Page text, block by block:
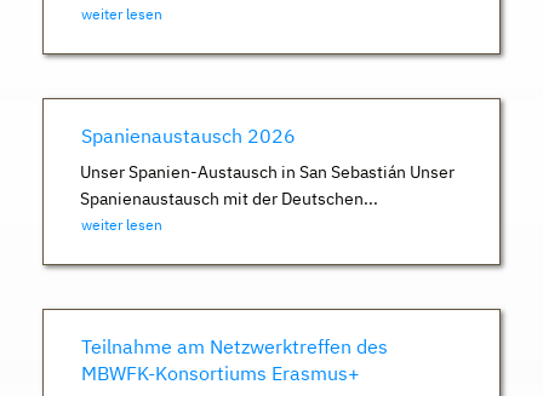
weiter lesen
Spanienaustausch 2026
Unser Spanien-Austausch in San Sebastián Unser
Spanienaustausch mit der Deutschen...
weiter lesen
Teilnahme am Netzwerktreffen des
MBWFK-Konsortiums Erasmus+